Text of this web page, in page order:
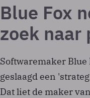
Blue Fox
zoek naar
Softwaremaker
geslaagd een
Dat liet de maker van